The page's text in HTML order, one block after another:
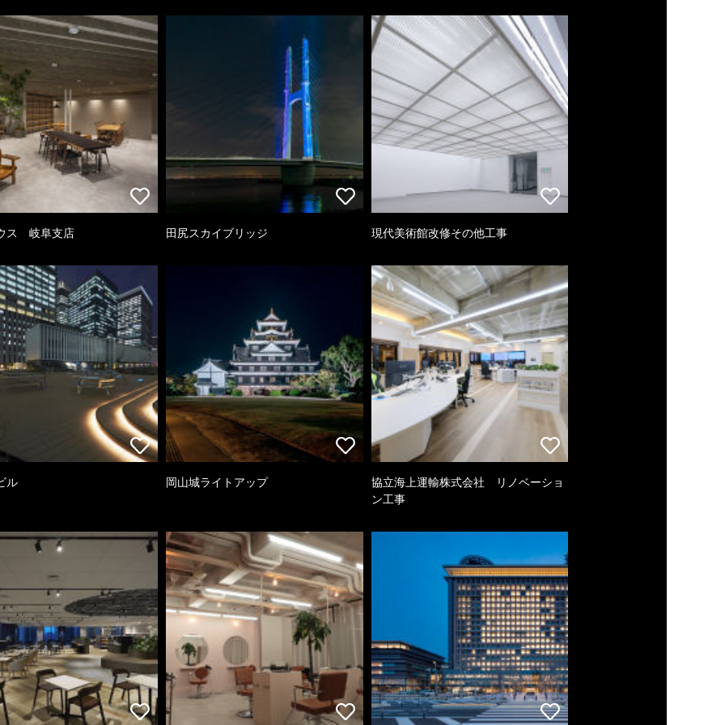
ス 岐阜支店 田尻スカイブリッジ 現代美術館改修その他工事
ル 岡山城ライトアップ
協立海上運輸株式会社 リノベーショ
ン工事